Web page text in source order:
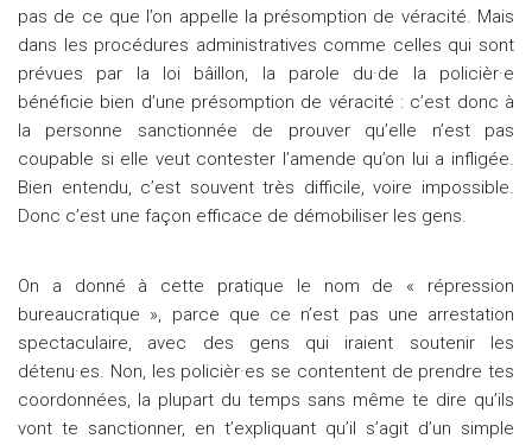
pas de ce que l’on appelle la présomption de véracité. Mais
dans les procédures administratives comme celles qui sont
prévues par la loi bâillon, la parole du·de la policièr·e
bénéficie bien d’une présomption de véracité : c’est donc à
la personne sanctionnée de prouver qu’elle n’est pas
coupable si elle veut contester l’amende qu’on lui a infligée.
Bien entendu, c’est souvent très difficile, voire impossible.
Donc c’est une façon efficace de démobiliser les gens.
On a donné à cette pratique le nom de « répression
bureaucratique », parce que ce n’est pas une arrestation
spectaculaire, avec des gens qui iraient soutenir les
détenu·es. Non, les policièr·es se contentent de prendre tes
coordonnées, la plupart du temps sans même te dire qu’ils
vont te sanctionner, en t’expliquant qu’il s’agit d’un simple